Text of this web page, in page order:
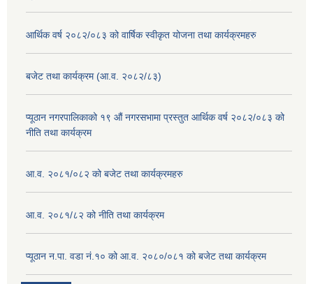
आर्थिक वर्ष २०८२/०८३ को वार्षिक स्वीकृत योजना तथा कार्यक्रमहरु
बजेट तथा कार्यक्रम (आ.व. २०८२/८३)
प्यूठान नगरपालिकाको १९ औं नगरसभामा प्रस्तुत आर्थिक वर्ष २०८२/०८३ को
नीति तथा कार्यक्रम
आ.व. २०८१/०८२ को बजेट तथा कार्यक्रमहरु
आ.व. २०८१/८२ को नीति तथा कार्यक्रम
प्यूठान न.पा. वडा नं.१० को आ.व. २०८०/०८१ को बजेट तथा कार्यक्रम